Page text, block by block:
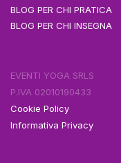
BLOG PER CHI PRATICA
BLOG PER CHI INSEGNA
EVENTI YOGA SRLS
P.IVA 02010190433
Cookie Policy
Informativa Privacy